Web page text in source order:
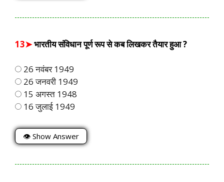
13➤भारतीय संविधान पूर्ण रूप से कब लिखकर तैयार हुआ ?
26 नवंबर 1949
26 जनवरी 1949
15 अगस्त 1948
16 जुलाई 1949
👁 Show Answer